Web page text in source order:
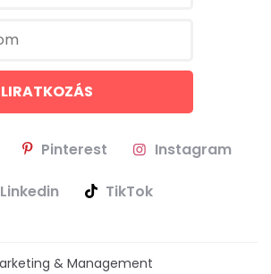
Pinterest Instagram
Linkedin TikTok
& Management